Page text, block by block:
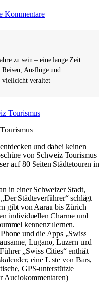
Kommentare
zu sein – eine lange Zeit
Ausflüge und
vielleicht veraltet.
und dabei keinen
von Schweiz Tourismus
auf 80 Seiten Städtetouren in
in einer Schweizer Stadt,
Städteverführer“ schlägt
gibt von Aarau bis Zürich
individuellen Charme und
kennenzulernen.
und die Apps „Swiss
Lugano, Luzern und
„Swiss Cities“ enthält
eine Liste von Bars,
GPS-unterstützte
Audiokommentaren).